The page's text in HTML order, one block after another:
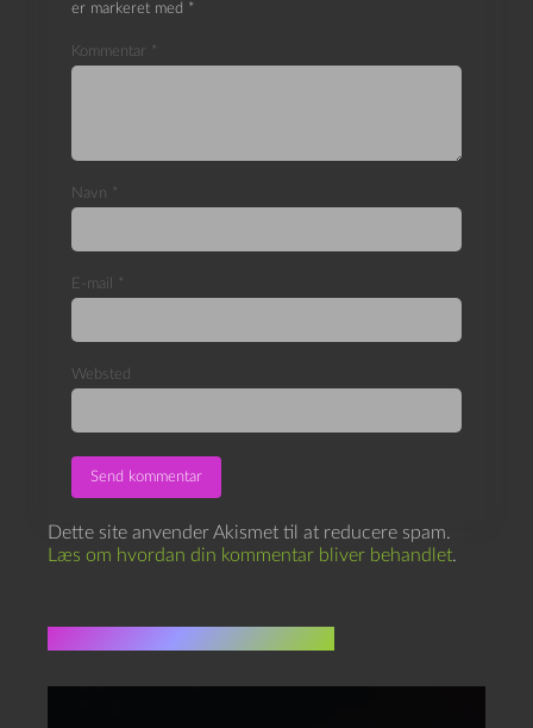
er markeret med *
Kommentar *
Navn *
E-mail *
Websted
Dette site anvender Akismet til at reducere spam.
Læs om hvordan din kommentar bliver behandlet.